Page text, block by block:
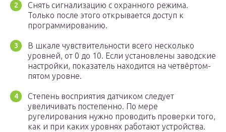
Снять сигнализацию с охранного режима.
Только после этого открывается доступ к
программированию.
В шкале чувствительности всего несколько
уровней, от 0 до 10. Если установлены заводские
настройки, показатель находится на четвёртом-
пятом уровне.
Степень восприятия датчиком следует
увеличивать постепенно. По мере
ругелирования нужно проводить проверки того,
как и при каких уровнях работают устройства.